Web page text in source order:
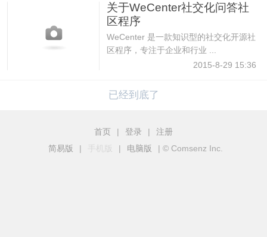
关于WeCenter社交化问答社
区程序
WeCenter 是一款知识型的社交化开源社
区程序，专注于企业和行业 ...
2015-8-29 15:36
已经到底了
首页 | 登录 |
注册
简易版
| 手机版 | 电脑版 | © Comsenz Inc.